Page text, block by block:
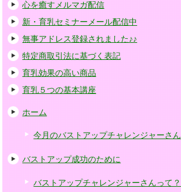
心を癒すメルマガ配信
新・育乳セミナーメール配信中
無事アドレス登録されました♪♪
特定商取引法に基づく表記
育乳効果の高い商品
育乳５つの基本講座
ホーム
今月のバストアップチャレンジャーさん
バストアップ成功のために
バストアップチャレンジャーさんって？